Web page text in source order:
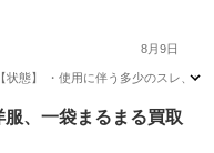
8月9日
状態】 ・使用に伴う多少のスレ、
服、一袋まるまる買取